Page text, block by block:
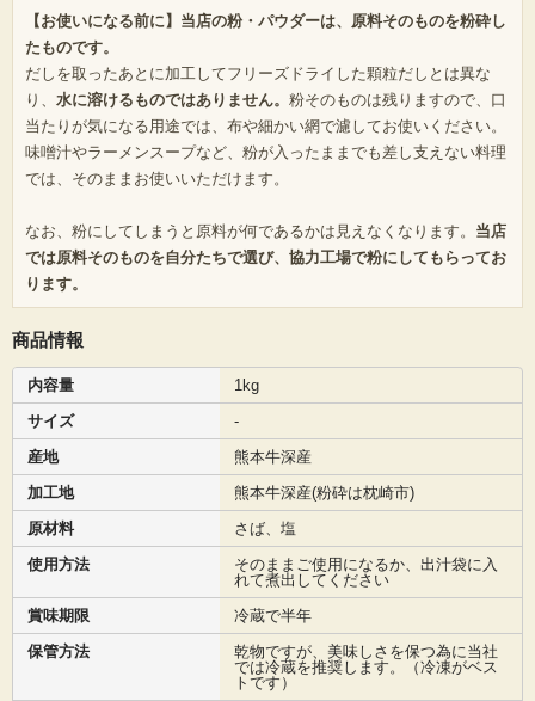
【お使いになる前に】当店の粉・パウダーは、原料そのものを粉砕し
たものです。
だしを取ったあとに加工してフリーズドライした顆粒だしとは異な
り、 水に溶けるものではありません。 粉そのものは残りますので、口
当たりが気になる用途では、布や細かい網で濾してお使いください。
味噌汁やラーメンスープなど、粉が入ったままでも差し支えない料理
では、そのままお使いいただけます。
なお、粉にしてしまうと原料が何であるかは見えなくなります。 当店
では原料そのものを自分たちで選び、協力工場で粉にしてもらってお
ります。
商品情報
内容量
1kg
サイズ
-
産地
熊本牛深産
加工地
熊本牛深産(粉砕は枕崎市)
原材料
さば、塩
使用方法
そのままご使用になるか、出汁袋に入
れて煮出してください
賞味期限
冷蔵で半年
保管方法
乾物ですが、美味しさを保つ為に当社
では冷蔵を推奨します。（冷凍がベス
トです）